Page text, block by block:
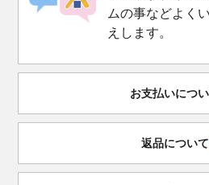
ムの事などよく
えします。
お支払いにつ
返品について